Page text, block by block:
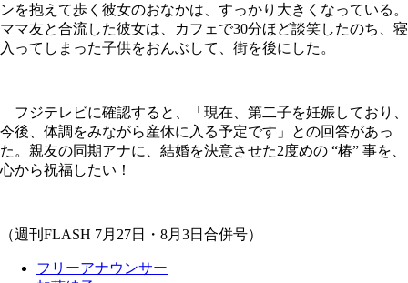
ンを抱えて歩く彼女のおなかは、すっかり大きくなっている。
ママ友と合流した彼女は、カフェで30分ほど談笑したのち、寝
入ってしまった子供をおんぶして、街を後にした。
フジテレビに確認すると、「現在、第二子を妊娠しており、
今後、体調をみながら産休に入る予定です」との回答があっ
た。親友の同期アナに、結婚を決意させた2度めの “椿” 事を、
心から祝福したい！
（週刊FLASH 7月27日・8月3日合併号）
フリーアナウンサー